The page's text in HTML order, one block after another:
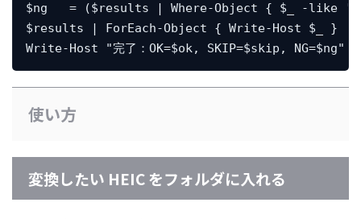
$ng   = ($results | Where-Object { $_ -like
$results | ForEach-Object { Write-Host $_ }
Write-Host "完了：OK=$ok, SKIP=$skip, NG=$ng"
使い方
変換したい HEIC をフォルダに入れる